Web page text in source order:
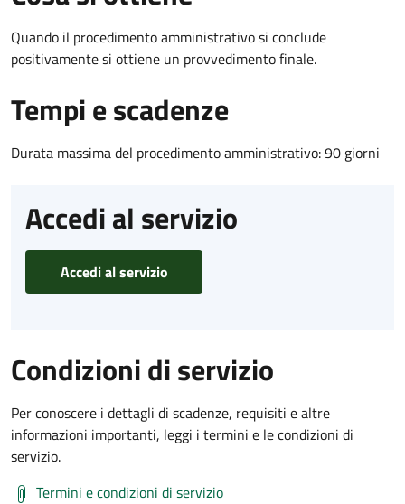
Quando il procedimento amministrativo si conclude
positivamente si ottiene un provvedimento finale.
Tempi e scadenze
Durata massima del procedimento amministrativo: 90 giorni
Accedi al servizio
Accedi al servizio
Condizioni di servizio
Per conoscere i dettagli di scadenze, requisiti e altre
informazioni importanti, leggi i termini e le condizioni di
servizio.
Termini e condizioni di servizio